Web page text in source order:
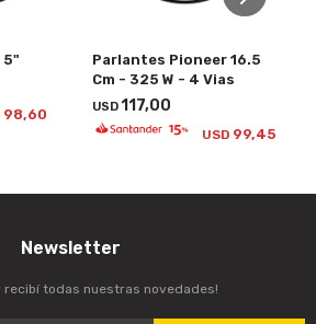
5"
98,60
Parlantes Pioneer 16.5
Cm - 325 W - 4 Vias
USD117,00
USD 99,45
Newsletter
recibí todas nuestras novedades!